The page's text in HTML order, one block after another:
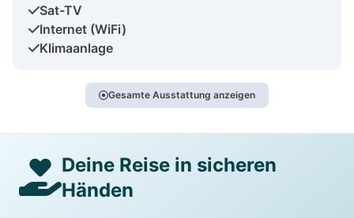
Sat-TV
Internet (WiFi)
Klimaanlage
Gesamte Ausstattung anzeigen
Deine Reise in sicheren
Händen